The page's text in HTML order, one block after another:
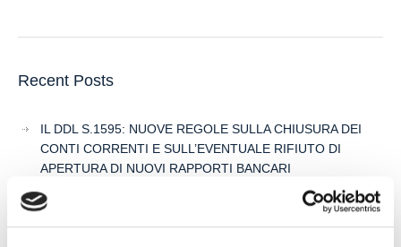
Recent Posts
IL DDL S.1595: NUOVE REGOLE SULLA CHIUSURA DEI
CONTI CORRENTI E SULL’EVENTUALE RIFIUTO DI
APERTURA DI NUOVI RAPPORTI BANCARI
POSSIBILE ACCESSO ALLA PROCEDURA DI